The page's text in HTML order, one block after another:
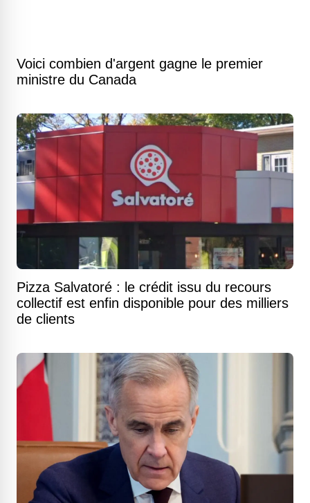
Voici combien d'argent gagne le premier
ministre du Canada
Pizza Salvatoré : le crédit issu du recours
collectif est enfin disponible pour des milliers
de clients